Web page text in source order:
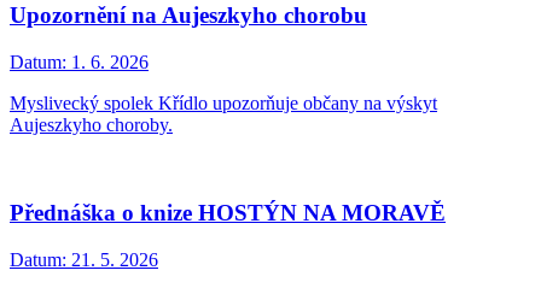
Upozornění na Aujeszkyho chorobu
Datum: 1. 6. 2026
Myslivecký spolek Křídlo upozorňuje občany na výskyt
Aujeszkyho choroby.
Přednáška o knize HOSTÝN NA MORAVĚ
Datum: 21. 5. 2026